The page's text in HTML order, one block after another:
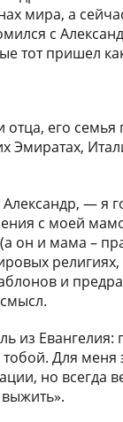
мира, а
с
тот пришел
его семья
Эмиратах,
— я
с моей
он и мама –
и
из Евангелия:
Для меня
но всегда